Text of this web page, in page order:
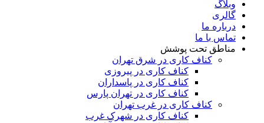
وبلاگ
گالری
درباره ما
تماس با ما
مناطق تحت پوشش
کناف کاری در شرق تهران
کناف کاری در پیروزی
کناف کاری در پاسداران
کناف کاری در تهران پارس
کناف کاری در غرب تهران
کناف کاری در شهرک غرب